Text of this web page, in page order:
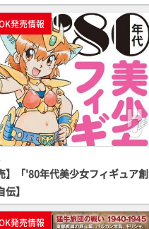
発売情報
】「'80年代美少女フィギュア創
】
発売情報